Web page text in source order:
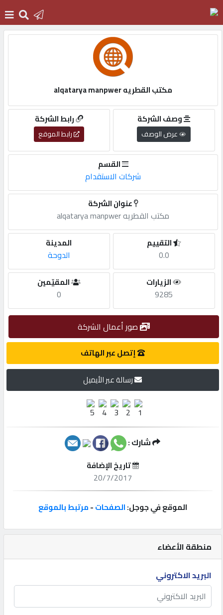
التسجيل
English
أضف
طلب
شركات
إعلانات
المنتدى
كيو
مزاد
منطقة الأعضاء
البريد الاكتروني
مكتب القطريه alqatarya manpwer
رابط الشركة
رابط الموقع
وصف الشركة
عرض الوصف
القسم
شركات الاستقدام
عنوان الشركة
مكتب القطريه alqatarya manpwer
المدينة
الدوحة
التقييم
0.0
المقيّمين
0
الزيارات
9285
صور أعمال الشركة
إتصل عبر الهاتف
رسالة عبر الأيميل
شارك :
تاريخ الإضافة
20/7/2017
الموقع في جوجل:الصفحات-مرتبط بالموقع